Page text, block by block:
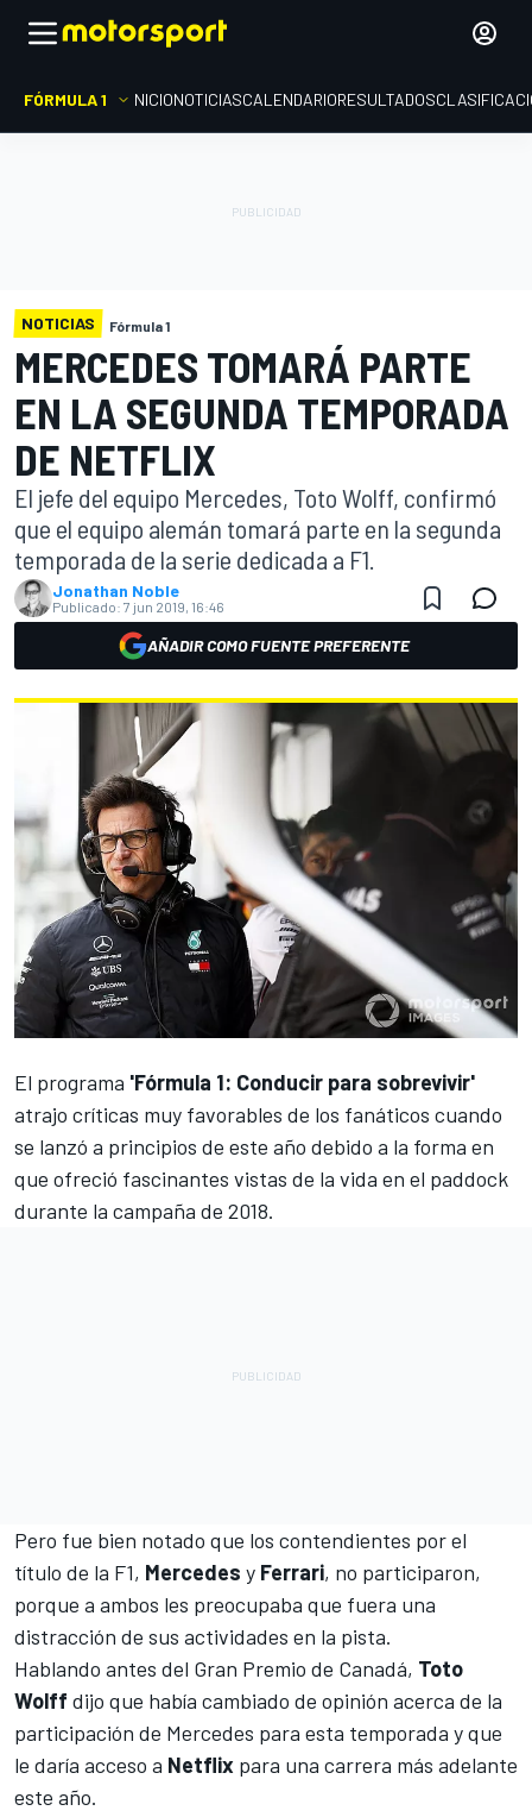
FÓRMULA 1 INICIONOTICIASCALENDARIORESULTADOS
NOTICIAS Fórmula 1
MERCEDES TOMARÁ PARTE
EN LA SEGUNDA TEMPORADA
DE NETFLIX
El jefe del equipo Mercedes, Toto Wolff, confirmó
que el equipo alemán tomará parte en la segunda
temporada de la serie dedicada a F1.
Jonathan Noble
Publicado: 7 jun 2019, 16:46
AÑADIR COMO FUENTE PREFERENTE
El programa 'Fórmula 1: Conducir para sobrevivir'
atrajo críticas muy favorables de los fanáticos cuando
se lanzó a principios de este año debido a la forma en
que ofreció fascinantes vistas de la vida en el paddock
durante la campaña de 2018.
Pero fue bien notado que los contendientes por el
título de la F1, Mercedes y Ferrari, no participaron,
porque a ambos les preocupaba que fuera una
distracción de sus actividades en la pista.
Hablando antes del Gran Premio de Canadá, Toto
Wolff dijo que había cambiado de opinión acerca de la
participación de Mercedes para esta temporada y que
le daría acceso a Netflix para una carrera más adelante
este año.